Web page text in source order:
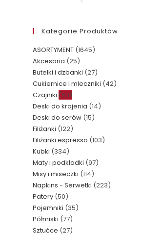
Kategorie Produktów
ASORTYMENT (1645)
Akcesoria (25)
Butelki i dzbanki (27)
Cukiernice i mleczniki (42)
Czajniki (63)
Deski do krojenia (14)
Deski do serów (15)
Filiżanki (122)
Filiżanki espresso (103)
Kubki (334)
Maty i podkładki (97)
Misy i miseczki (114)
Napkins - Serwetki (223)
Patery (50)
Pojemniki (35)
Półmiski (77)
Sztućce (27)